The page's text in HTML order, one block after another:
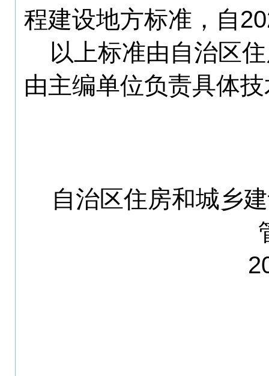
程建设地方标准 ，自
以上标准由自治区
由主编单位负责具体
自治区住房和城乡